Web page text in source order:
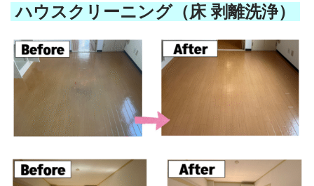
ハウスクリーニング（床 剥離洗浄）